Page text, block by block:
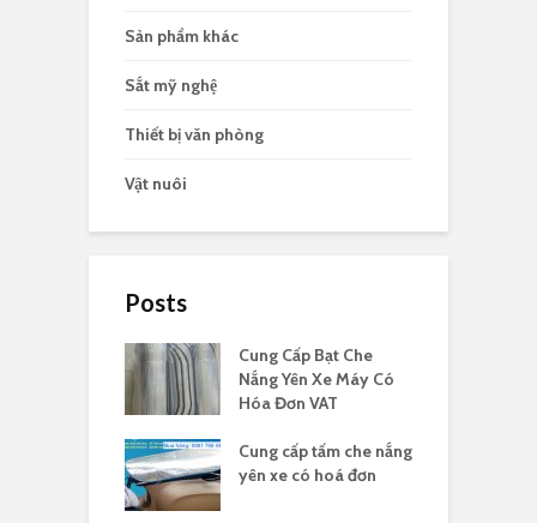
Sản phẩm khác
Sắt mỹ nghệ
Thiết bị văn phòng
Vật nuôi
Posts
Cung Cấp Bạt Che
Nắng Yên Xe Máy Có
Hóa Đơn VAT
Cung cấp tấm che nắng
yên xe có hoá đơn